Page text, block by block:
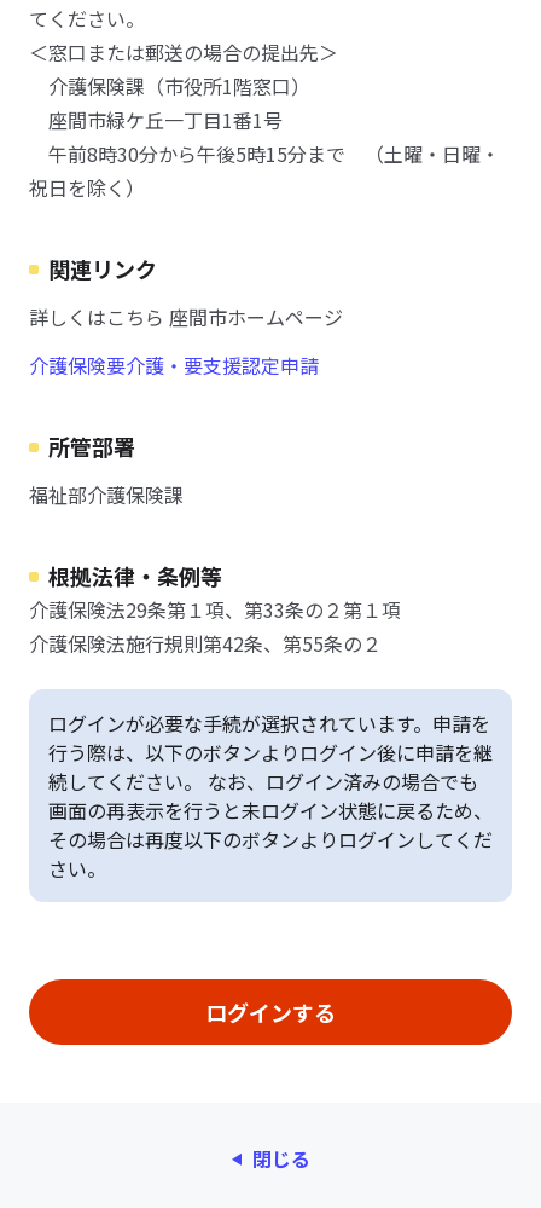
てください。
＜窓口または郵送の場合の提出先＞
介護保険課（市役所1階窓口）
座間市緑ケ丘一丁目1番1号
午前8時30分から午後5時15分まで （土曜・日曜・
祝日を除く）
関連リンク
詳しくはこちら 座間市ホームページ
介護保険要介護・要支援認定申請
所管部署
福祉部介護保険課
根拠法律・条例等
介護保険法29条第１項、第33条の２第１項
介護保険法施行規則第42条、第55条の２
ログインが必要な手続が選択されています。申請を
行う際は、以下のボタンよりログイン後に申請を継
続してください。 なお、ログイン済みの場合でも
画面の再表示を行うと未ログイン状態に戻るため、
その場合は再度以下のボタンよりログインしてくだ
さい。
閉じる